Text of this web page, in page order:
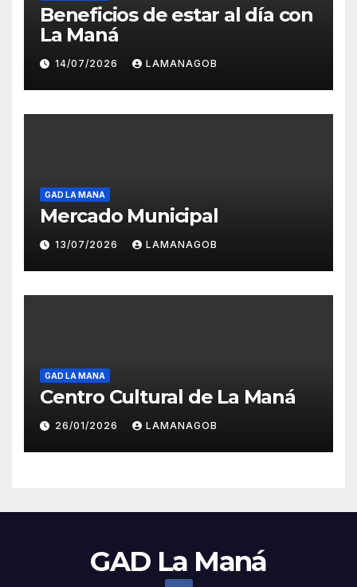
Beneficios de estar al día con
La Maná
14/07/2026 LAMANAGOB
GAD LA MANA
Mercado Municipal
13/07/2026 LAMANAGOB
GAD LA MANA
Centro Cultural de La Maná
26/01/2026 LAMANAGOB
GAD La Maná